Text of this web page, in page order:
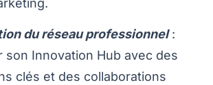
du réseau professionnel:
son Innovation Hub avec des
clés et des collaborations